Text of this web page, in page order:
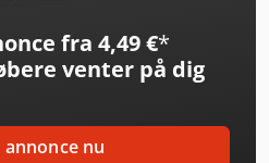
fra 4,49 €*
venter på dig
nu